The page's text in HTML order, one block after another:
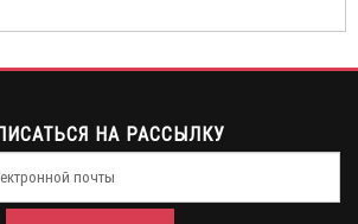
НА РАССЫЛКУ